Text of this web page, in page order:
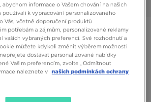
Smazat vše
abychom informace o Vašem chování na našich
používali k vypracování personalizovaného
Vás, včetně doporučení produktů
potřebám a zájmům, personalizované reklamy
vašich vybraných preferencí. Své rozhodnutí a
můžete kdykoli změnit výběrem možnosti
dostávat personalizované nabídky
Vašim preferencím, zvolte „Odmítnout
naleznete v našich podmínkách ochrany